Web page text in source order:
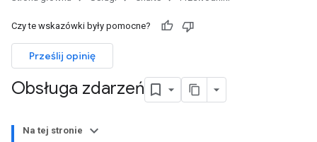
Czy te wskazówki były pomocne?
Prześlij opinię
Obsługa zdarzeń
Na tej stronie